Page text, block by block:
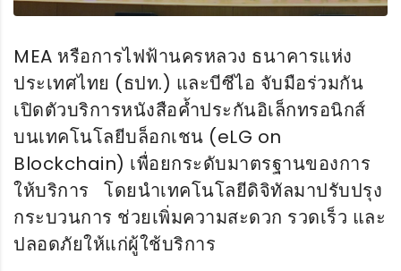
MEA หรือการไฟฟ้านครหลวง ธนาคารแห่ง
ประเทศไทย (ธปท.) และบีซีไอ จับมือร่วมกัน
เปิดตัวบริการหนังสือค้ำประกันอิเล็กทรอนิกส์
บนเทคโนโลยีบล็อกเชน (eLG on
Blockchain) เพื่อยกระดับมาตรฐานของการ
ให้บริการ โดยนำเทคโนโลยีดิจิทัลมาปรับปรุง
กระบวนการ ช่วยเพิ่มความสะดวก รวดเร็ว และ
ปลอดภัยให้แก่ผู้ใช้บริการ